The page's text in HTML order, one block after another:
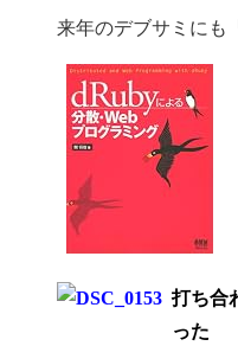
来年のデブサミにも
打ち合
った